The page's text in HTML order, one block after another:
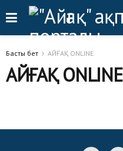
Басты бет АЙҒАҚ ONLINE
АЙҒАҚ ONLINE